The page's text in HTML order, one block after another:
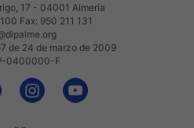
17 - 04001 Almería
Fax: 950 211 131
de 24 de marzo de 2009
0400000-F